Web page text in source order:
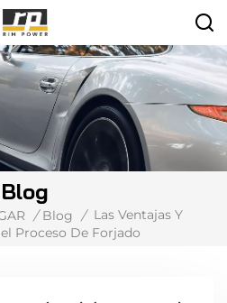
Blog
/ Blog / Las Ventajas Y
Proceso De Forjado